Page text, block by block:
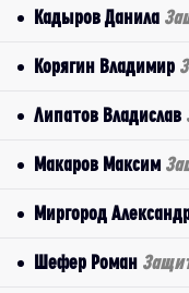
Кадыров Данила
Корягин Владимир
Липатов Владислав
Макаров Максим
Миргород
Шефер Роман